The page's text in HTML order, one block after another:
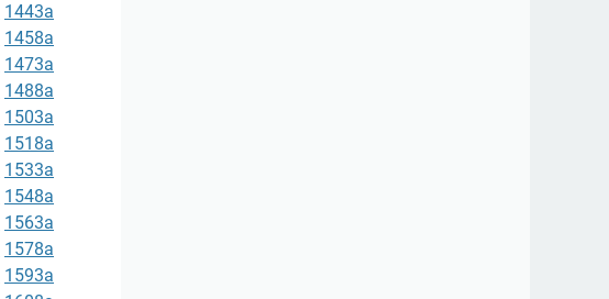
1443a
1458a
1473a
1488a
1503a
1518a
1533a
1548a
1563a
1578a
1593a